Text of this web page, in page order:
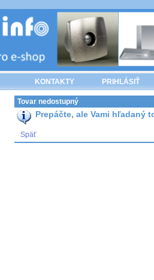
KONTAKTY PRIHLÁSIŤ
Tovar nedostupný
Prepáčte, ale Vami hľadaný
Späť